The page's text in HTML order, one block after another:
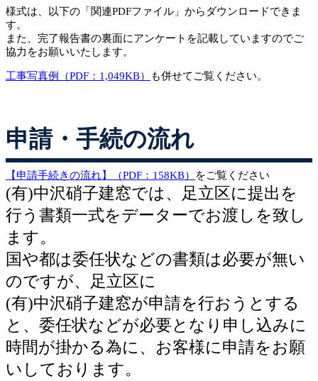
様式は、以下の「関連PDFファイル」からダウンロードできま
す。
また、完了報告書の裏面にアンケートを記載していますのでご
協力をお願いいたします。
工事写真例（PDF：1,049KB） も併せてご覧ください。
申請・手続の流れ
【申請手続きの流れ】（PDF：158KB） をご覧ください
(有)中沢硝子建窓では、足立区に提出を
行う書類一式をデーターでお渡しを致し
ます。
国や都は委任状などの書類は必要が無い
のですが、足立区に
(有)中沢硝子建窓が申請を行おうとする
と 、委任状などが必要となり申し込みに
時間が掛かる為に、お客様に申請をお願
いしております。